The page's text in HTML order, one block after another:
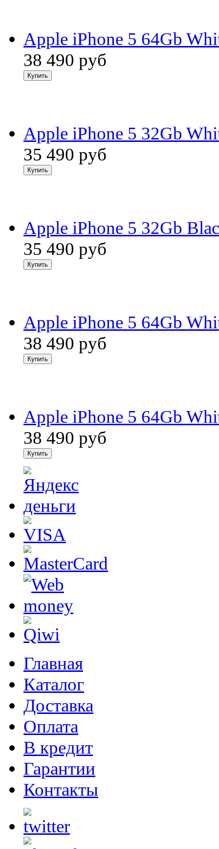
Apple iPhone 5 64Gb
38 490 руб
Apple iPhone 5 32Gb
35 490 руб
Apple iPhone 5 32Gb
35 490 руб
Apple iPhone 5 64Gb
38 490 руб
Apple iPhone 5 64Gb
38 490 руб
Главная
Каталог
Доставка
Оплата
В кредит
Гарантии
Контакты